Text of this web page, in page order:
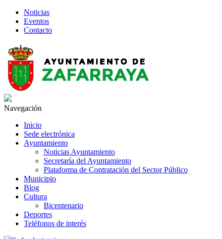
Noticias
Eventos
Contacto
Navegación
Inicio
Sede electrónica
Ayuntamiento
Noticias Ayuntamiento
Secretaría del Ayuntamiento
Plataforma de Contratación del Sector Público
Municipio
Blog
Cultura
Bicentenario
Deportes
Teléfonos de interés